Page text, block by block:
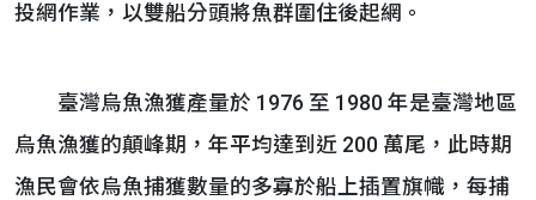
投網作業，以雙船分頭將魚群圍住後起網。
臺灣烏魚漁獲產量於 1976 至 1980 年是臺灣地區
烏魚漁獲的顛峰期，年平均達到近 200 萬尾，此時期
漁民會依烏魚捕獲數量的多寡於船上插置旗幟，每捕